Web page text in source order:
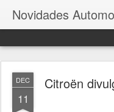
Novidades
DEC
11
Citroën